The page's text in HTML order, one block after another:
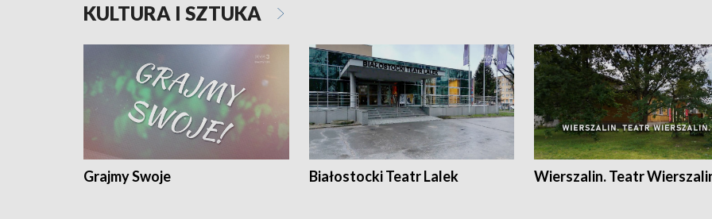
KULTURA I SZTUKA
Grajmy Swoje Białostocki Teatr Lalek Wierszalin. Teatr